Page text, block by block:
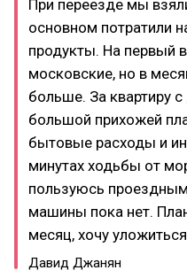
При переезде мы
основном потратили
продукты. На первый
московские, но в
больше. За квартиру
большой прихожей
бытовые расходы и
минутах ходьбы от
пользуюсь
машины пока нет.
месяц, хочу
Давид Джанян